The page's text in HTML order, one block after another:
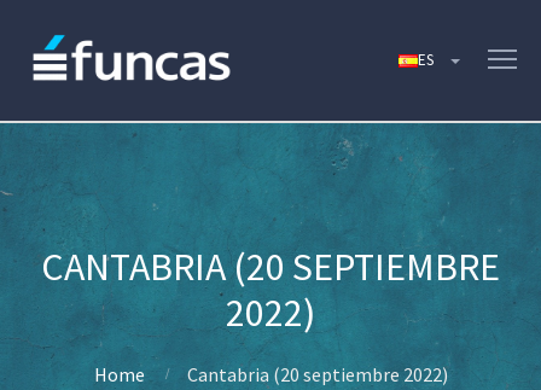
CANTABRIA (20 SEPTIEMBRE
2022)
Home Cantabria (20 septiembre 2022)